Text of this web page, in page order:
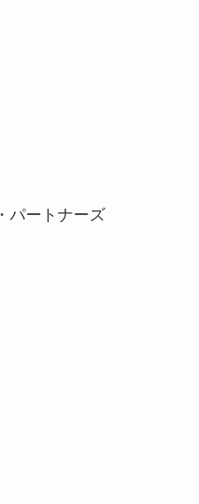
パートナーズ